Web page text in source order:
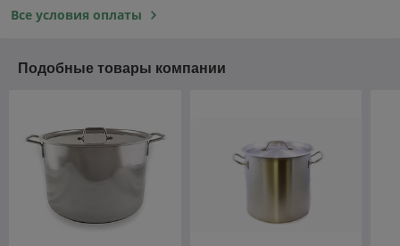
Все условия оплаты
Подобные товары компании